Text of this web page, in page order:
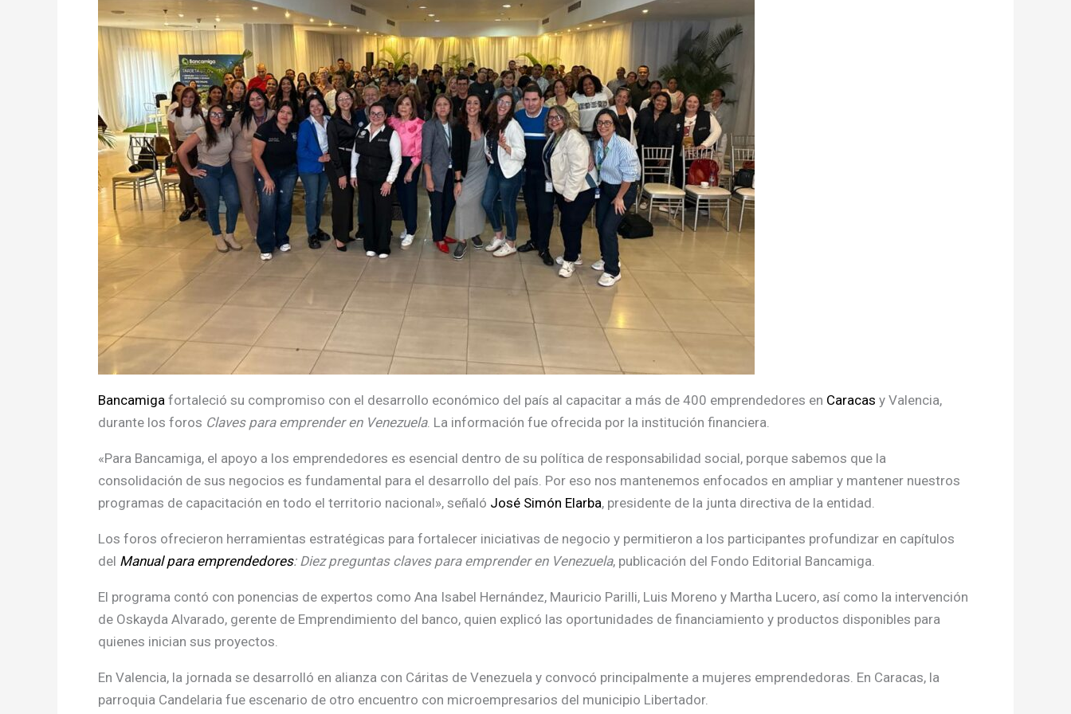
Bancamiga fortaleció su compromiso con el desarrollo económico del país al capacitar a más de 400 emprendedores en Caracas y Valencia,
durante los foros Claves para emprender en Venezuela. La información fue ofrecida por la institución financiera.
«Para Bancamiga, el apoyo a los emprendedores es esencial dentro de su política de responsabilidad social, porque sabemos que la
consolidación de sus negocios es fundamental para el desarrollo del país. Por eso nos mantenemos enfocados en ampliar y mantener nuestros
programas de capacitación en todo el territorio nacional», señaló José Simón Elarba, presidente de la junta directiva de la entidad.
Los foros ofrecieron herramientas estratégicas para fortalecer iniciativas de negocio y permitieron a los participantes profundizar en capítulos
del Manual para emprendedores: Diez preguntas claves para emprender en Venezuela, publicación del Fondo Editorial Bancamiga.
El programa contó con ponencias de expertos como Ana Isabel Hernández, Mauricio Parilli, Luis Moreno y Martha Lucero, así como la intervención
de Oskayda Alvarado, gerente de Emprendimiento del banco, quien explicó las oportunidades de financiamiento y productos disponibles para
quienes inician sus proyectos.
En Valencia, la jornada se desarrolló en alianza con Cáritas de Venezuela y convocó principalmente a mujeres emprendedoras. En Caracas, la
parroquia Candelaria fue escenario de otro encuentro con microempresarios del municipio Libertador.